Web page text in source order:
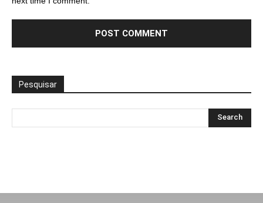
Pesquisar